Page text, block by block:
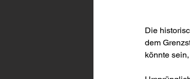
Die
dem
könnte